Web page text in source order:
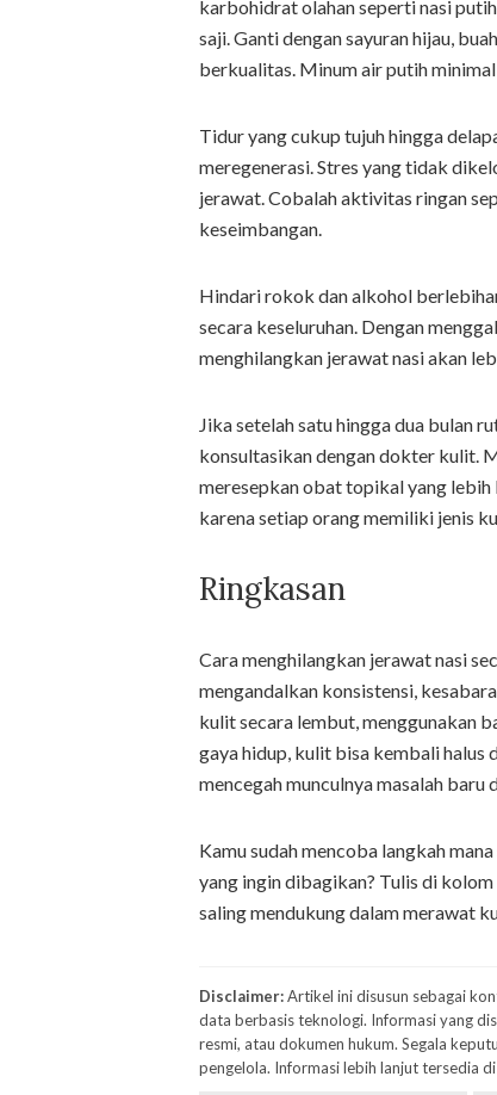
karbohidrat olahan seperti nasi
saji. Ganti dengan sayuran hijau,
berkualitas. Minum air putih
Tidur yang cukup tujuh hingga
meregenerasi. Stres yang tidak
jerawat. Cobalah aktivitas ringan
keseimbangan.
Hindari rokok dan alkohol
secara keseluruhan. Dengan
menghilangkan jerawat nasi akan
Jika setelah satu hingga dua bulan
konsultasikan dengan dokter kulit.
meresepkan obat topikal yang lebih
karena setiap orang memiliki jenis
Ringkasan
Cara menghilangkan jerawat nasi
mengandalkan konsistensi,
kulit secara lembut, menggunakan
gaya hidup, kulit bisa kembali halus
mencegah munculnya masalah baru
Kamu sudah mencoba langkah
yang ingin dibagikan? Tulis di
saling mendukung dalam merawat
Disclaimer:Artikel ini disusun sebagai
data berbasis teknologi. Informasi yang
resmi, atau dokumen hukum. Segala
pengelola. Informasi lebih lanjut tersedia di